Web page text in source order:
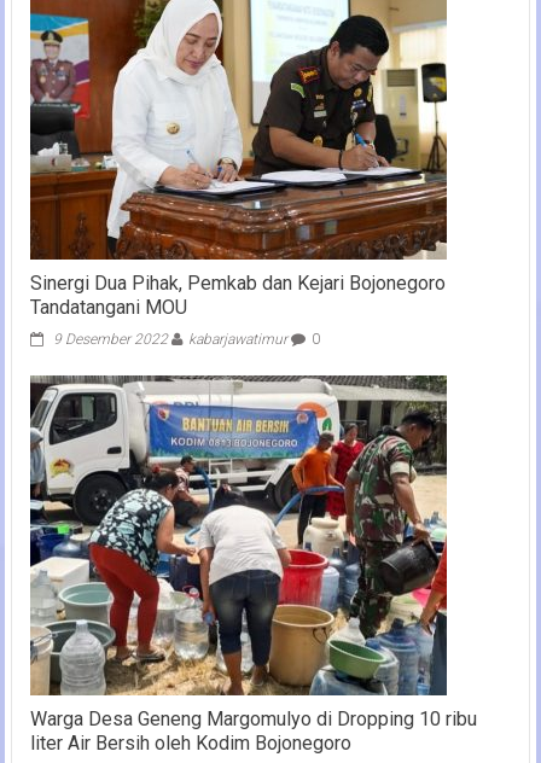
Sinergi Dua Pihak, Pemkab dan Kejari Bojonegoro
Tandatangani MOU
9 Desember 2022 kabarjawatimur 0
Warga Desa Geneng Margomulyo di Dropping 10 ribu
liter Air Bersih oleh Kodim Bojonegoro